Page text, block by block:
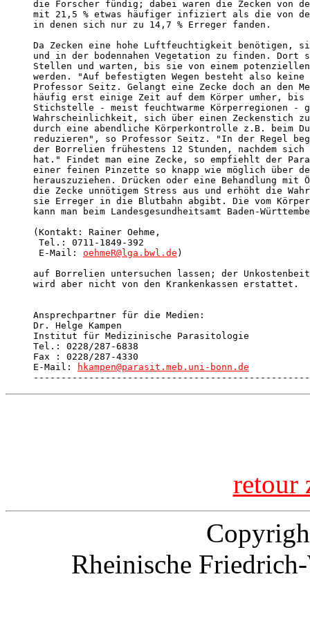
die Forscher fündig; dabei waren die Zecken von
mit 21,5 % etwas häufiger infiziert als die von
in denen sich nur zu 14,7 % Erreger fanden.
Da Zecken eine hohe Luftfeuchtigkeit benötigen,
und in der bodennahen Vegetation zu finden. Dort
Stellen und warten, bis sie von einem
werden. "Auf befestigten Wegen besteht also
Professor Seitz. Gelangt eine Zecke doch an den
häufig erst einige Zeit auf dem Körper umher, bis
Stichstelle - meist feuchtwarme Körperregionen -
Wahrscheinlichkeit, sich über einen Zeckenstich
durch eine abendliche Körperkontrolle z.B. beim
reduzieren", so Professor Seitz. "In der Regel
der Borrelien frühestens 12 Stunden, nachdem
hat." Findet man eine Zecke, so empfiehlt der
einer feinen Pinzette so knapp wie möglich über
herauszuziehen. Drücken oder eine Behandlung
die Zecke unnötigem Stress aus und erhöht die
sie Erreger in die Blutbahn abgibt. Die vom
kann man beim Landesgesundheitsamt Baden-
(Kontakt: Rainer Oehme,
Tel.: 0711-1849-392
E-Mail: oehmeR@lga.bwl.de )
auf Borrelien untersuchen lassen; der
wird aber nicht von den Krankenkassen erstattet.
Ansprechpartner für die Medien:
Dr. Helge Kampen
Institut für Medizinische Parasitologie
Tel.: 0228/287-6838
Fax : 0228/287-4330
E-Mail:
hkampen@parasit.meb.uni-bonn.de
retour
Rheinische